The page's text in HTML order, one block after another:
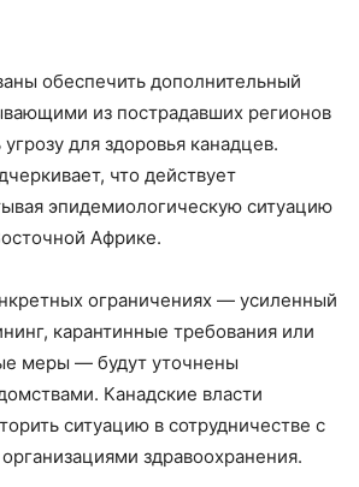
обеспечить дополнительный
из пострадавших регионов
для здоровья канадцев.
что действует
эпидемиологическую ситуацию
Африке.
ограничениях — усиленный
карантинные требования или
меры — будут уточнены
Канадские власти
ситуацию в сотрудничестве с
здравоохранения.